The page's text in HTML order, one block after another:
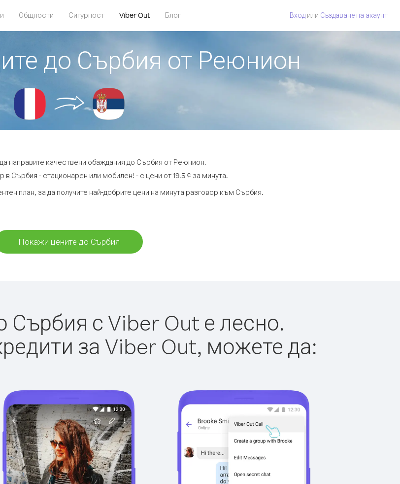
Общности Сигурност Viber Out Блог Вход или Създаване на акаунт
до Сърбия от Реюнион
направите качествени обаждания до Сърбия от Реюнион.
в Сърбия - стационарен или мобилен! - с цени от 19.5 ¢ за минута.
план, за да получите най-добрите цени на минута разговор към Сърбия.
Покажи цените до Сърбия
Сърбия с Viber Out е лесно.
за Viber Out, можете да: